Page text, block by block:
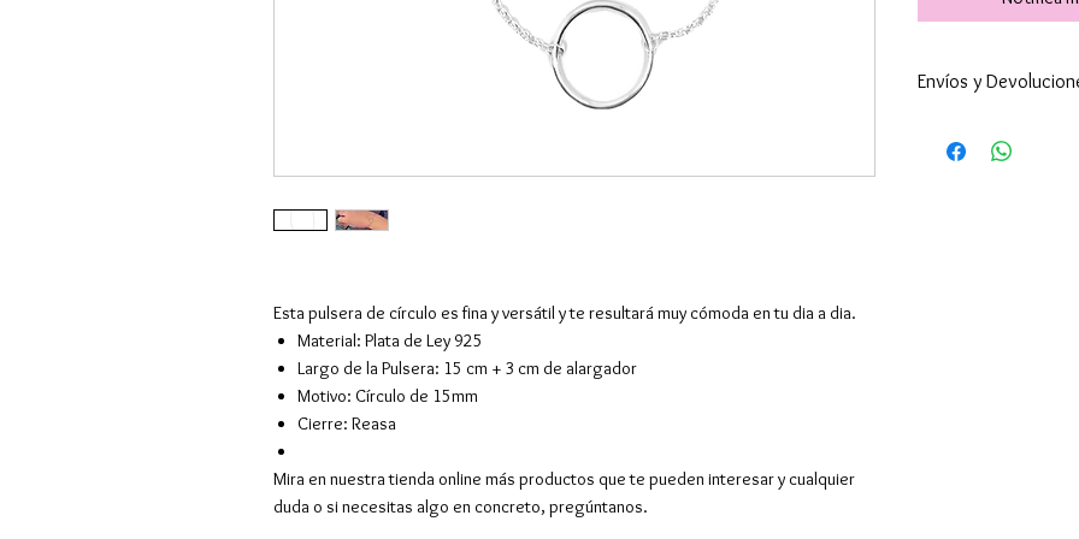
Esta pulsera de círculo es fina y versátil y te resultará muy cómoda en tu dia a dia.
Material: Plata de Ley 925
Largo de la Pulsera: 15 cm + 3 cm de alargador
Motivo: Círculo de 15mm
Cierre: Reasa
Mira en nuestra tienda online más productos que te pueden interesar y cualquier
duda o si necesitas algo en concreto, pregúntanos.
Envíos y
24-48h (excepto